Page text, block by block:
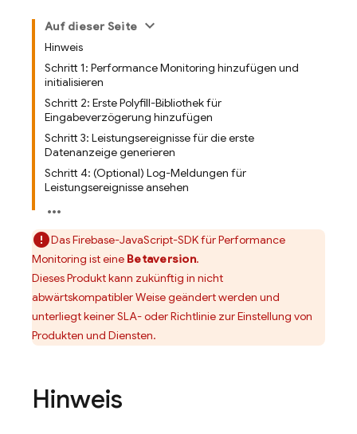
Auf dieser Seite
Hinweis
Schritt 1: Performance Monitoring hinzufügen und
initialisieren
Schritt 2: Erste Polyfill-Bibliothek für
Eingabeverzögerung hinzufügen
Schritt 3: Leistungsereignisse für die erste
Datenanzeige generieren
Schritt 4: (Optional) Log-Meldungen für
Leistungsereignisse ansehen
DasFirebase-JavaScript-SDK fürPerformance
Monitoring ist eine Betaversion.
Dieses Produkt kann zukünftig in nicht
abwärtskompatibler Weise geändert werden und
unterliegt keiner SLA- oder Richtlinie zur Einstellung von
Produkten und Diensten.
Hinweis